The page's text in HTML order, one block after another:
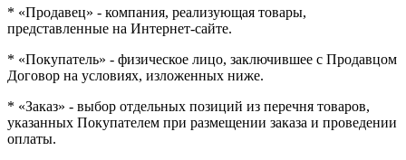
* «Продавец» - компания, реализующая товары,
представленные на Интернет-сайте.
* «Покупатель» - физическое лицо, заключившее с Продавцом
Договор на условиях, изложенных ниже.
* «Заказ» - выбор отдельных позиций из перечня товаров,
указанных Покупателем при размещении заказа и проведении
оплаты.